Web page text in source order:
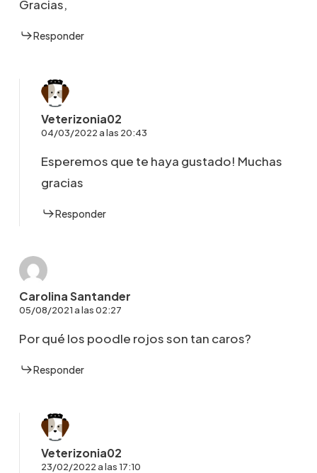
Gracias,
Responder
Veterizonia02
04/03/2022 a las 20:43
Esperemos que te haya gustado! Muchas
gracias
Responder
Carolina Santander
05/08/2021 a las 02:27
Por qué los poodle rojos son tan caros?
Responder
Veterizonia02
23/02/2022 a las 17:10